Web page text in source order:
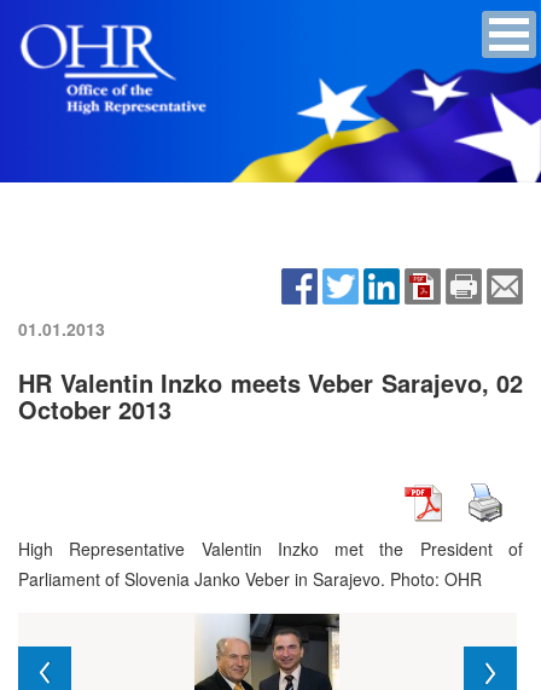
01.01.2013
HR Valentin Inzko meets Veber Sarajevo, 02
October 2013
High Representative Valentin Inzko met the President of
Parliament of Slovenia Janko Veber in Sarajevo. Photo: OHR